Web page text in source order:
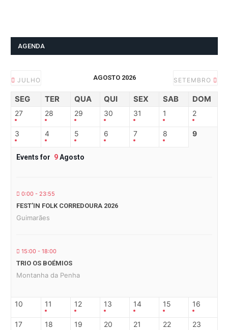
AGENDA
JULHO AGOSTO 2026 SETEMBRO
SEG TER QUA QUI SEX SAB DOM
27 28 29 30 31 1 2
3 4 5 6 7 8 9
Events for 9Agosto
0:00 - 23:55
FEST’IN FOLK CORREDOURA 2026
Guimarães
15:00 - 18:00
TRIO OS BOÉMIOS
Montanha da Penha
10 11 12 13 14 15 16
17 18 19 20 21 22 23